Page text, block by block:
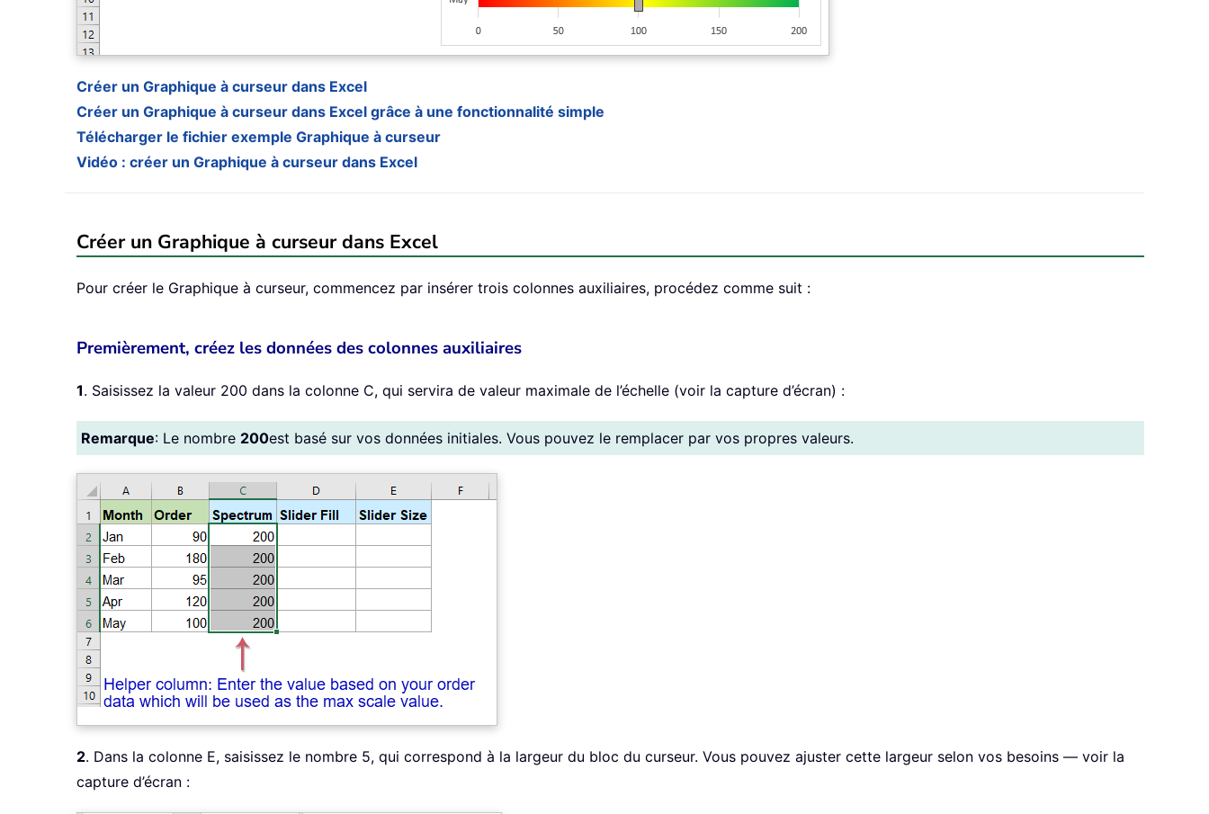
Créer un Graphique à curseur dans Excel
Créer un Graphique à curseur dans Excel grâce à une fonctionnalité simple
Télécharger le fichier exemple Graphique à curseur
Vidéo : créer un Graphique à curseur dans Excel
Créer un Graphique à curseur dans Excel
Pour créer le Graphique à curseur, commencez par insérer trois colonnes auxiliaires, procédez comme suit :
Premièrement, créez les données des colonnes auxiliaires
1. Saisissez la valeur 200 dans la colonne C, qui servira de valeur maximale de l’échelle (voir la capture d’écran) :
Remarque: Le nombre 200est basé sur vos données initiales. Vous pouvez le remplacer par vos propres valeurs.
2. Dans la colonne E, saisissez le nombre 5, qui correspond à la largeur du bloc du curseur. Vous pouvez ajuster cette largeur selon vos besoins — voir la
capture d’écran :